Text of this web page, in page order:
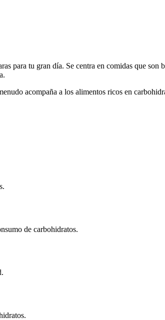
para tu gran día. Se centra en comidas que son
acompaña a los alimentos ricos en
de carbohidratos.